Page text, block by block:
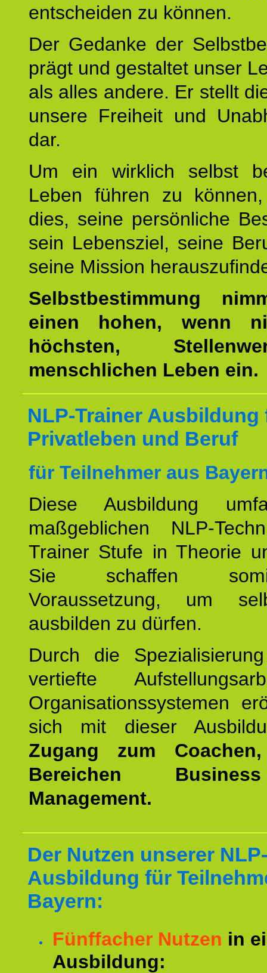
entscheiden zu können.
Der Gedanke der
prägt und gestaltet unser
als alles andere. Er stellt
unsere Freiheit und
dar.
Um ein wirklich selbst
Leben führen zu
dies, seine persönliche
sein Lebensziel, seine
seine Mission
Selbstbestimmung
einen hohen, wenn
höchsten,
menschlichen Leben ein.
NLP-Trainer Ausbildung
Privatleben und Beruf
für Teilnehmer aus
Diese Ausbildung
maßgeblichen NLP-
Trainer Stufe in Theorie
Sie schaffen
Voraussetzung, um
ausbilden zu dürfen.
Durch die
vertiefte
Organisationssystemen
sich mit dieser
Zugang zum
Bereichen
Management.
Der Nutzen unserer
Ausbildung für
Bayern:
Fünffacher Nutzen in
Ausbildung: